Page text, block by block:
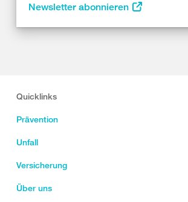
Newsletter abonnieren
Quicklinks
Prävention
Unfall
Versicherung
Über uns